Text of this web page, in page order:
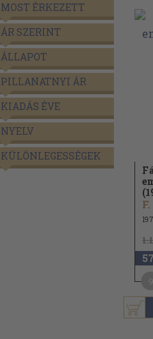
MOST ÉRKEZETT
ÁR SZERINT
ÁLLAPOT
PILLANATNYI ÁR
KIADÁS ÉVE
NYELV
KÜLÖNLEGESSÉGEK